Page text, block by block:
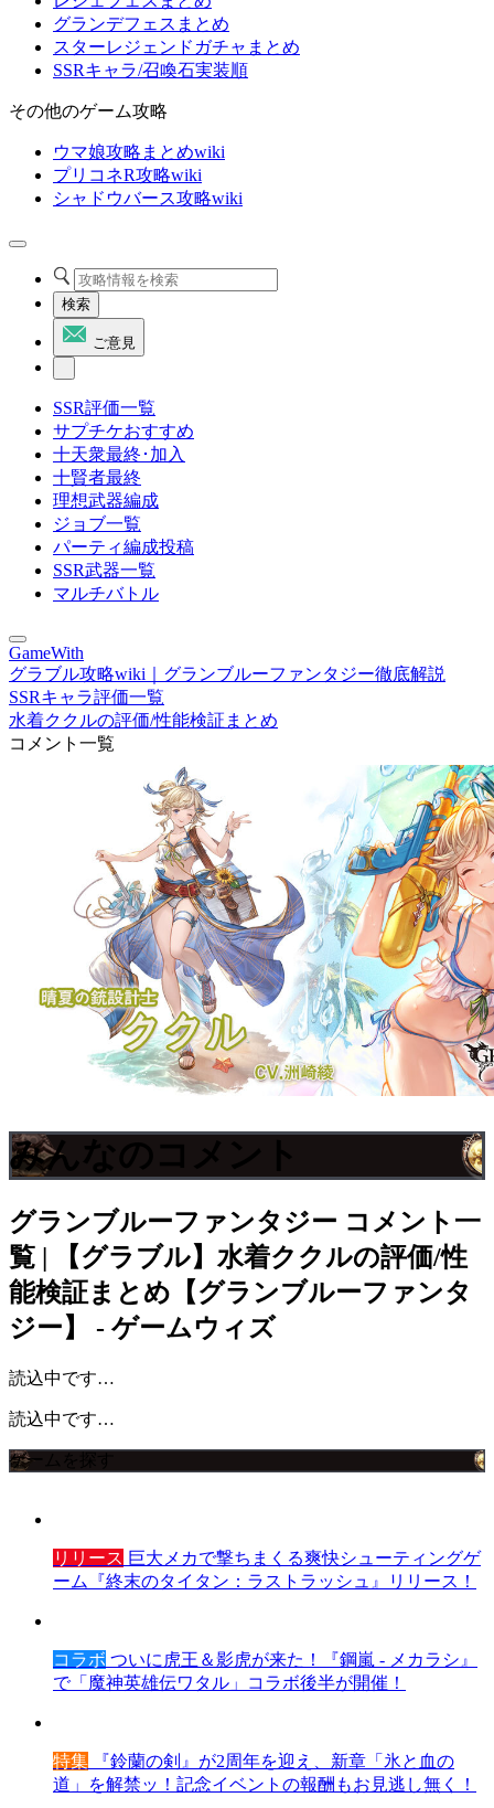
グランデフェスまとめ
スターレジェンドガチャまとめ
SSRキャラ/召喚石実装順
その他のゲーム攻略
ウマ娘攻略まとめwiki
プリコネR攻略wiki
シャドウバース攻略wiki
検索
ご意見
SSR評価一覧
サプチケおすすめ
十天衆最終･加入
十賢者最終
理想武器編成
ジョブ一覧
パーティ編成投稿
SSR武器一覧
マルチバトル
GameWith
グラブル攻略wiki｜グランブルーファンタジー徹底解説
SSRキャラ評価一覧
水着ククルの評価/性能検証まとめ
コメント一覧
みんなのコメント
グランブルーファンタジー コメント一
覧 | 【グラブル】水着ククルの評価/性
能検証まとめ【グランブルーファンタ
ジー】 - ゲームウィズ
読込中です…
読込中です…
ゲームを探す
リリース 巨大メカで撃ちまくる爽快シューティングゲ
ーム『終末のタイタン：ラストラッシュ』リリース！
コラボ ついに虎王＆影虎が来た！『鋼嵐 - メカラシ』
で「魔神英雄伝ワタル」コラボ後半が開催！
特集 『鈴蘭の剣』が2周年を迎え、新章「氷と血の
道」を解禁ッ！記念イベントの報酬もお見逃し無く！